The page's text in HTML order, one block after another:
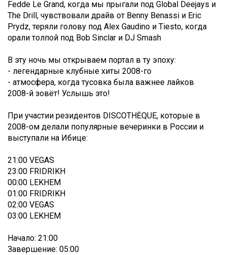
Fedde Le Grand, когда мы прыгали под Global Deejays и
The Drill, чувствовали драйв от Benny Benassi и Eric
Prydz, теряли голову под Alex Gaudino и Tiesto, когда
орали толпой под Bob Sinclar и DJ Smash
В эту ночь мы открываем портал в ту эпоху:
- легендарные клубные хиты 2008-го
- атмосфера, когда тусовка была важнее лайков
2008-й зовёт! Услышь это!
При участии резидентов DISCOTHĖQUE, которые в
2008-ом делали популярные вечеринки в России и
выступали на Ибице:
21:00 VEGAS
23:00 FRIDRIKH
00:00 LEKHEM
01:00 FRIDRIKH
02:00 VEGAS
03:00 LEKHEM
Начало: 21:00
Завершение: 05:00